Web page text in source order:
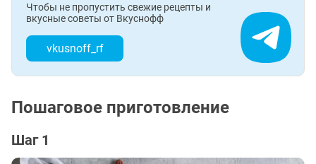
Чтобы не пропустить свежие рецепты и
вкусные советы от Вкуснофф
vkusnoff_rf
Пошаговое приготовление
Шаг 1